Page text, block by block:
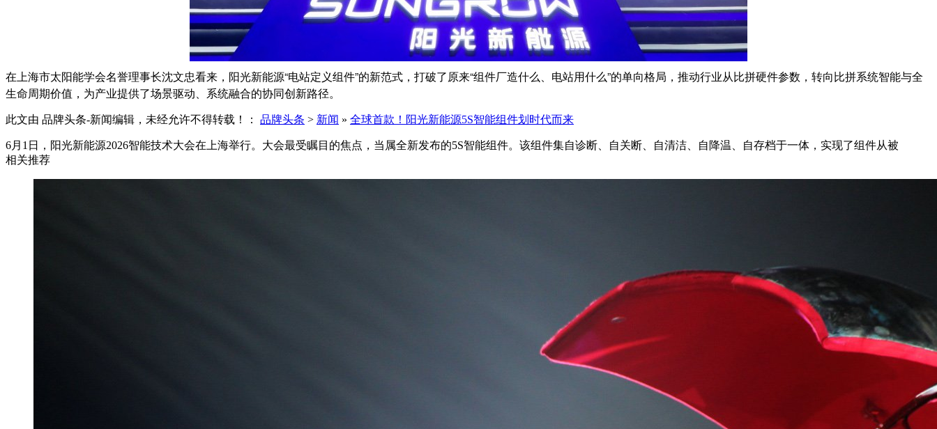
在上海市太阳能学会名誉理事长沈文忠看来，阳光新能源“电站定义组件”的新范式，打破了原来“组件厂造什么、电站用什么”的单向格局，推动行业从比拼硬件参数，转向比拼系统智能与全
生命周期价值，为产业提供了场景驱动、系统融合的协同创新路径。
此文由 品牌头条-新闻编辑，未经允许不得转载！： 品牌头条 > 新闻 » 全球首款！阳光新能源5S智能组件划时代而来
6月1日，阳光新能源2026智能技术大会在上海举行。大会最受瞩目的焦点，当属全新发布的5S智能组件。该组件集自诊断、自关断、自清洁、自降温、自存档于一体，实现了组件从被
相关推荐